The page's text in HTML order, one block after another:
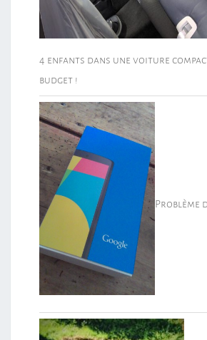
4 enfants dans une voiture
budget !
Problème